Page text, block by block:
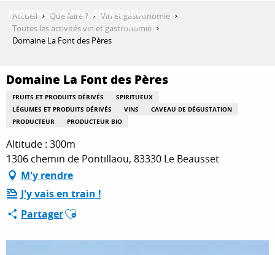
contenu
QUE FAIRE ?
SÉJOURNER
ESPACE PRO
Accueil Que faire ?
Vin et gastronomie
Toutes les activités vin et gastronomie
Domaine La Font des Pères
Domaine La Font des Pères
FRUITS ET PRODUITS DÉRIVÉS
SPIRITUEUX
LÉGUMES ET PRODUITS DÉRIVÉS
VINS
CAVEAU DE DÉGUSTATION
PRODUCTEUR
PRODUCTEUR BIO
Altitude : 300m
1306 chemin de Pontillaou, 83330 Le Beausset
M'y rendre
J'y vais en train !
PartagerAjouter aux favoris